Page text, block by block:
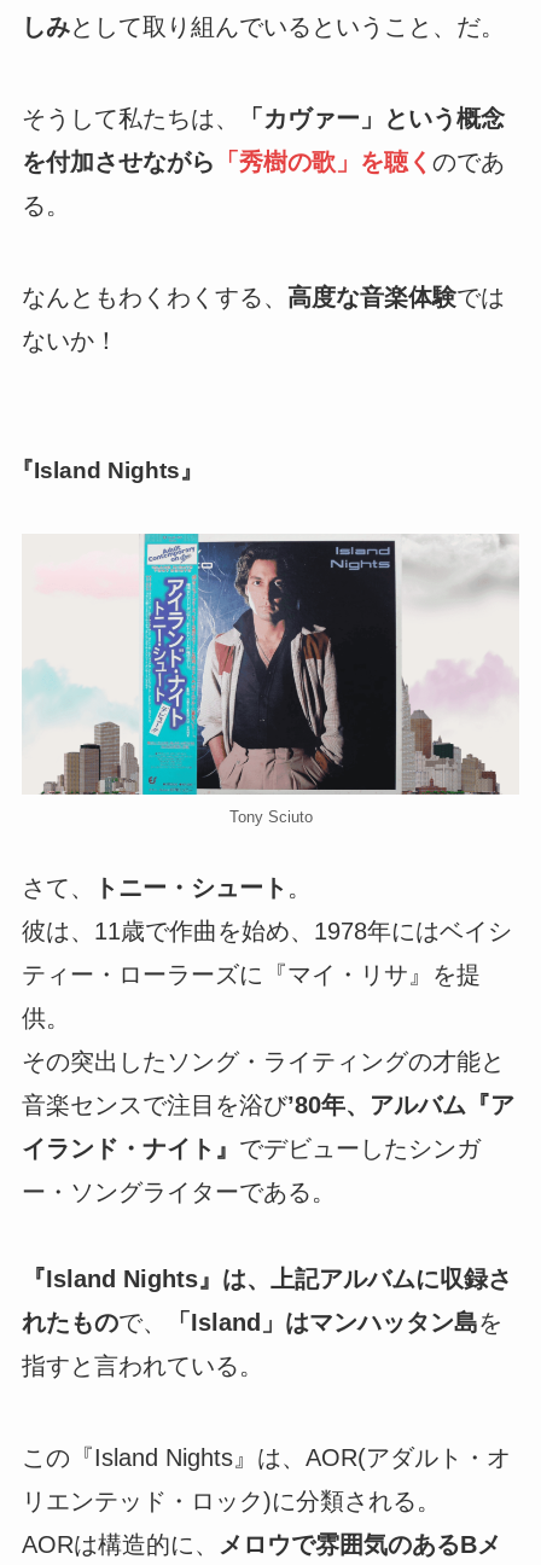
しみとして取り組んでいるということ、だ。
そうして私たちは、
「カヴァー」という概念
を付加させながら 「秀樹の歌」を聴く のであ
る。
なんともわくわくする、 高度な音楽体験では
ないか！
『Island Nights』
Tony Sciuto
さて、 トニー・シュート 。
彼は、11歳で作曲を始め、1978年にはベイシ
ティー・ローラーズに『マイ・リサ』を提
供。
その突出したソング・ライティングの才能と
音楽センスで注目を浴び’80年、アルバム『ア
イランド・ナイト』 でデビューしたシンガ
ー・ソングライターである。
『Island Nights』は、上記アルバムに収録さ
れたもので、 「Island」はマンハッタン島を
指すと言われている。
この『Island Nights』は、AOR(アダルト・オ
リエンテッド・ロック)に分類される。
AORは構造的に、
メロウで雰囲気のあるBメ